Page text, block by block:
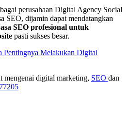
perusahaan Digital Agency Social
SEO, dijamin dapat mendatangkan
SEO profesional untuk
pasti sukses besar.
Pentingnya Melakukan Digital
digital marketing, SEO dan